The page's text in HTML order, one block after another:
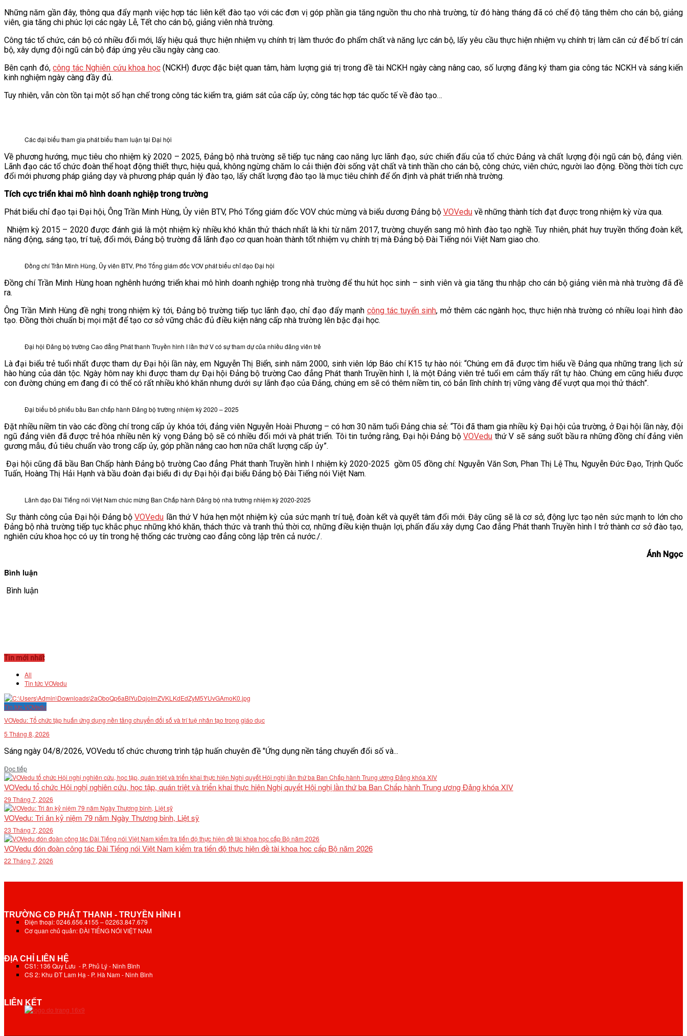
Những năm gần đây, thông qua đẩy mạnh việc hợp tác liên kết đào tạo với các đơn vị góp phần gia tăng nguồn thu cho nhà trường, từ đó hàng tháng đã có chế độ tăng thêm cho cán bộ, giảng
viên, gia tăng chi phúc lợi các ngày Lễ, Tết cho cán bộ, giảng viên nhà trường.
Công tác tổ chức, cán bộ có nhiều đổi mới, lấy hiệu quả thực hiện nhiệm vụ chính trị làm thước đo phẩm chất và năng lực cán bộ, lấy yêu cầu thực hiện nhiệm vụ chính trị làm căn cứ để bố trí cán
bộ, xây dựng đội ngũ cán bộ đáp ứng yêu cầu ngày càng cao.
Bên cạnh đó,công tác Nghiên cứu khoa học(NCKH) được đặc biệt quan tâm, hàm lượng giá trị trong đề tài NCKH ngày càng nâng cao, số lượng đăng ký tham gia công tác NCKH và sáng kiến
kinh nghiệm ngày càng đầy đủ.
Tuy nhiên, vẫn còn tồn tại một số hạn chế trong công tác kiểm tra, giám sát của cấp ủy; công tác hợp tác quốc tế về đào tạo…
Các đại biểu tham gia phát biểu tham luận tại Đại hội
Về phương hướng, mục tiêu cho nhiệm kỳ 2020 – 2025, Đảng bộ nhà trường sẽ tiếp tục nâng cao năng lực lãnh đạo, sức chiến đấu của tổ chức Đảng và chất lượng đội ngũ cán bộ, đảng viên.
Lãnh đạo các tổ chức đoàn thể hoạt động thiết thực, hiệu quả, không ngừng chăm lo cải thiện đời sống vật chất và tinh thần cho cán bộ, công chức, viên chức, người lao động. Đồng thời tích cực
đổi mới phương pháp giảng dạy và phương pháp quản lý đào tạo, lấy chất lượng đào tạo là mục tiêu chính để ổn định và phát triển nhà trường.
Tích cựctriển khai mô hình doanh nghiệp trong trường
Phát biểu chỉ đạo tại Đại hội, Ông Trần Minh Hùng, Ủy viên BTV, Phó Tổng giám đốc VOV chúc mừng và biểu dương Đảng bộ VOVedu về những thành tích đạt được trong nhiệm kỳ vừa qua.
Nhiệm kỳ 2015 – 2020 được đánh giá là một nhiệm kỳ nhiều khó khăn thử thách nhất là khi từ năm 2017, trường chuyển sang mô hình đào tạo nghề. Tuy nhiên, phát huy truyền thống đoàn kết,
năng động, sáng tạo, trí tuệ, đổi mới, Đảng bộ trường đã lãnh đạo cơ quan hoàn thành tốt nhiệm vụ chính trị mà Đảng bộ Đài Tiếng nói Việt Nam giao cho.
Đồng chí Trần Minh Hùng, Ủy viên BTV, Phó Tổng giám đốc VOV phát biểu chỉ đạo Đại hội
Đồng chí Trần Minh Hùng hoan nghênh hướng triển khai mô hình doanh nghiệp trong nhà trường để thu hút học sinh – sinh viên và gia tăng thu nhập cho cán bộ giảng viên mà nhà trường đã đề
ra.
Ông Trần Minh Hùng đề nghị trong nhiệm kỳ tới, Đảng bộ trường tiếp tục lãnh đạo, chỉ đạo đẩy mạnhcông tác tuyển sinh, mở thêm các ngành học, thực hiện nhà trường có nhiều loại hình đào
tạo. Đồng thời chuẩn bị mọi mặt để tạo cơ sở vững chắc đủ điều kiện nâng cấp nhà trường lên bậc đại học.
Đại hội Đảng bộ trường Cao đẳng Phát thanh Truyền hình I lần thứ V có sự tham dự của nhiều đảng viên trẻ
Là đại biểu trẻ tuổi nhất được tham dự Đại hội lần này, em Nguyễn Thị Biển, sinh năm 2000, sinh viên lớp Báo chí K15 tự hào nói: “Chúng em đã được tìm hiểu về Đảng qua những trang lịch sử
hào hùng của dân tộc. Ngày hôm nay khi được tham dự Đại hội Đảng bộ trường Cao đẳng Phát thanh Truyền hình I, là một Đảng viên trẻ tuổi em cảm thấy rất tự hào. Chúng em cũng hiểu được
con đường chúng em đang đi có thể có rất nhiều khó khăn nhưng dưới sự lãnh đạo của Đảng, chúng em sẽ có thêm niềm tin, có bản lĩnh chính trị vững vàng để vượt qua mọi thử thách”.
Đại biểu bỏ phiếu bầu Ban chấp hành Đảng bộ trường nhiệm kỳ 2020 – 2025
Đặt nhiều niềm tin vào các đồng chí trong cấp ủy khóa tới, đảng viên Nguyễn Hoài Phương – có hơn 30 năm tuổi Đảng chia sẻ: “Tôi đã tham gia nhiều kỳ Đại hội của trường, ở Đại hội lần này, đội
ngũ đảng viên đã được trẻ hóa nhiều nên kỳ vọng Đảng bộ sẽ có nhiều đổi mới và phát triển. Tôi tin tưởng rằng, Đại hội Đảng bộVOVedu thứ V sẽ sáng suốt bầu ra những đồng chí đảng viên
gương mẫu, đủ tiêu chuẩn vào trong cấp ủy, góp phần nâng cao hơn nữa chất lượng cấp ủy”.
Đại hội cũng đã bầu Ban Chấp hành Đảng bộ trường Cao đẳng Phát thanh Truyền hình I nhiệm kỳ 2020-2025 gồm 05 đồng chí: Nguyễn Văn Sơn, Phan Thị Lệ Thu, Nguyễn Đức Đạo, Trịnh Quốc
Tuấn, Hoàng Thị Hải Hạnh và bầu đoàn đại biểu đi dự Đại hội đại biểu Đảng bộ Đài Tiếng nói Việt Nam.
Lãnh đạo Đài Tiếng nói Việt Nam chúc mừng Ban Chấp hành Đảng bộ nhà trường nhiệm kỳ 2020-2025
Sự thành công của Đại hội Đảng bộVOVedu lần thứ V hứa hẹn một nhiệm kỳ của sức mạnh trí tuệ, đoàn kết và quyết tâm đổi mới. Đây cũng sẽ là cơ sở, động lực tạo nên sức mạnh to lớn cho
Đảng bộ nhà trường tiếp tục khắc phục những khó khăn, thách thức và tranh thủ thời cơ, những điều kiện thuận lợi, phấn đấu xây dựng Cao đẳng Phát thanh Truyền hình I trở thành cơ sở đào tạo,
nghiên cứu khoa học có uy tín trong hệ thống các trường cao đẳng công lập trên cả nước./.
Ánh Ngọc
Bình luận
Bình luận
Tin mới nhất
All
Tin tức VOVedu
Tin tức VOVedu
VOVedu: Tổ chức tập huấn ứng dụng nền tảng chuyển đổi số và trí tuệ nhân tạo trong giáo dục
5 Tháng 8, 2026
Sáng ngày 04/8/2026, VOVedu tổ chức chương trình tập huấn chuyên đề "Ứng dụng nền tảng chuyển đổi số và...
Đọc tiếpDetails
VOVedu tổ chức Hội nghị nghiên cứu, học tập, quán triệt và triển khai thực hiện Nghị quyết Hội nghị lần thứ ba Ban Chấp hành Trung ương Đảng khóa XIV
29 Tháng 7, 2026
VOVedu: Tri ân kỷ niệm 79 năm Ngày Thương binh, Liệt sỹ
23 Tháng 7, 2026
VOVedu đón đoàn công tác Đài Tiếng nói Việt Nam kiểm tra tiến độ thực hiện đề tài khoa học cấp Bộ năm 2026
22 Tháng 7, 2026
TRƯỜNG CĐ PHÁT THANH - TRUYỀN HÌNH I
Điện thoại: 0246.656.4155 – 02263.847.679
Cơ quan chủ quản: ĐÀI TIẾNG NÓI VIỆT NAM
ĐỊA CHỈ LIÊN HỆ
CS1: 136 Quy Lưu - P. Phủ Lý - Ninh Bình
CS 2: Khu ĐT Lam Hạ - P. Hà Nam - Ninh Bình
LIÊN KẾT